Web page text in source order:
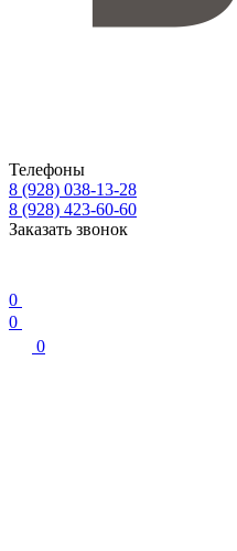
Телефоны
8 (928) 038-13-28
8 (928) 423-60-60
Заказать звонок
0
0
0